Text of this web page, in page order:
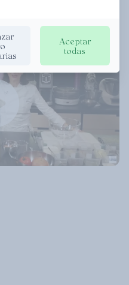
Aceptar
todas